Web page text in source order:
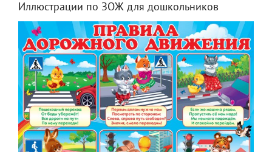
Иллюстрации по ЗОЖ для дошкольников